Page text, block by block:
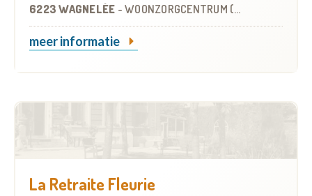
6223 WAGNELÉE - WOONZORGCENTRUM (WZC)
meer informatie
La Retraite Fleurie